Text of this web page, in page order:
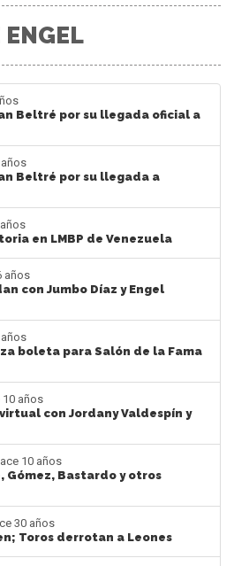
Beltré por su llegada oficial a
años
Beltré por su llegada a
en LMBP de Venezuela
años
con Jumbo Díaz y Engel
años
boleta para Salón de la Fama
10 años
con Jordany Valdespín y
10 años
Gómez, Bastardo y otros
30 años
Toros derrotan a Leones